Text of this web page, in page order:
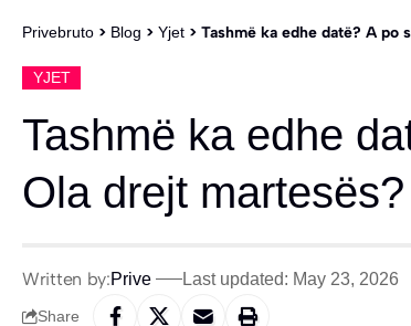
Privebruto > Blog > Yjet > Tashmë ka edhe datë? A po
YJET
Tashmë ka edhe
Ola drejt martesës?
Written by:Prive Last updated: May 23, 2026
Share